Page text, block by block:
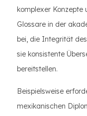
komplexer Konzepte
Glossare in der
bei, die Integrität
sie konsistente
bereitstellen.
Beispielsweise
mexikanischen